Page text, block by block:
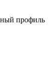
профиль